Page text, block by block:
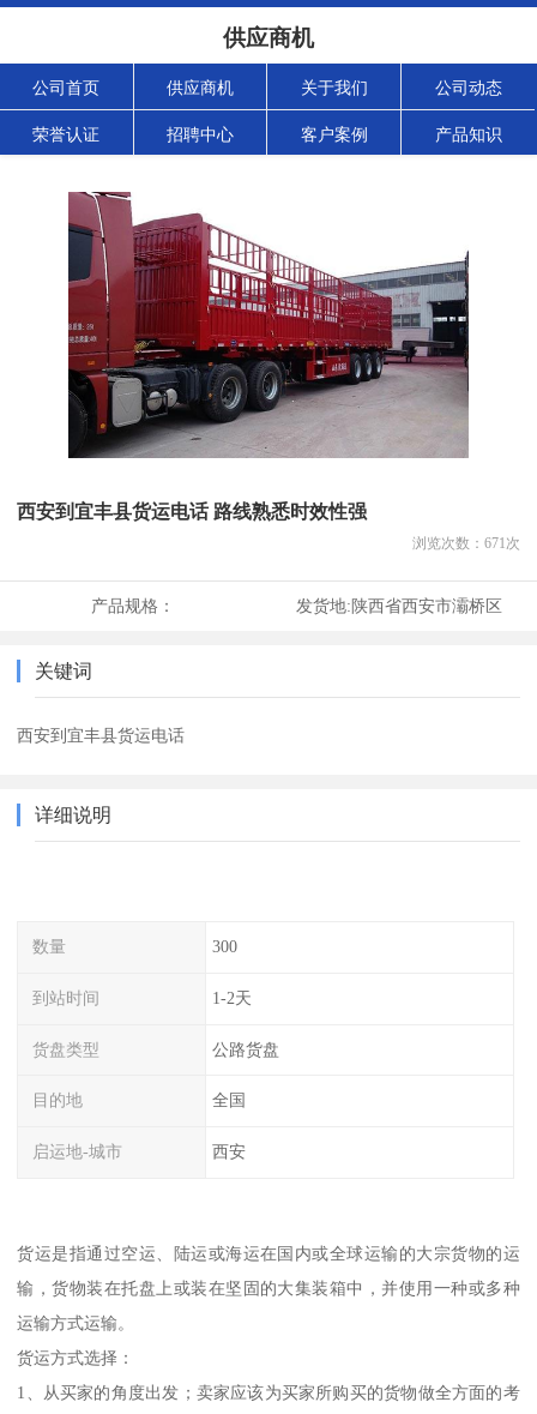
供应商机
公司首页 供应商机 关于我们 公司动态
荣誉认证 招聘中心 客户案例 产品知识
西安到宜丰县货运电话 路线熟悉时效性强
浏览次数： 671次
产品规格： 发货地:陕西省西安市灞桥区
关键词
西安到宜丰县货运电话
详细说明
数量 300
到站时间 1-2天
货盘类型 公路货盘
目的地 全国
启运地-城市 西安
货运是指通过空运、陆运或海运在国内或全球运输的大宗货物的运
输，货物装在托盘上或装在坚固的大集装箱中，并使用一种或多种
运输方式运输。
货运方式选择：
1、从买家的角度出发；卖家应该为买家所购买的货物做全方面的考